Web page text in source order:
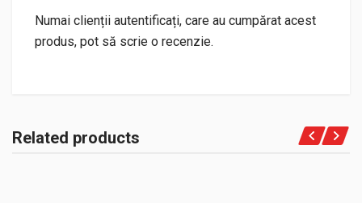
Numai clienții autentificați, care au cumpărat acest
produs, pot să scrie o recenzie.
Related products